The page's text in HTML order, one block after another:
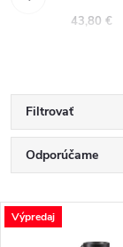
43,80 €
Filtrovať
R
a
Odporúčame
Najdrahšie
V
Výpredaj